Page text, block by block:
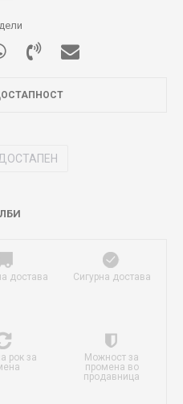
достава Сигурна достава
рок за
Можност за
промена во
продавница